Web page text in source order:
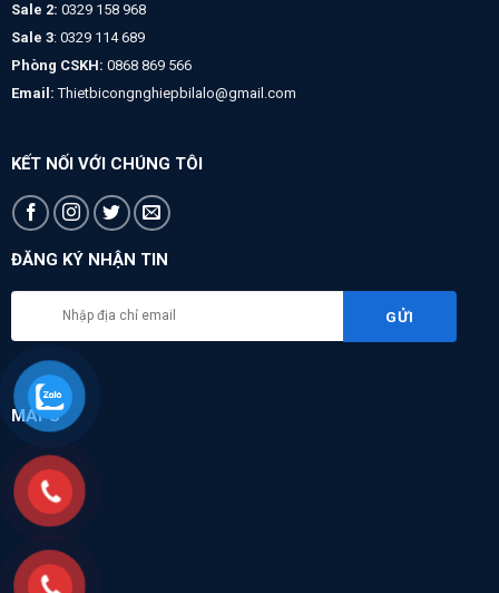
Sale 2: 0329 158 968
Sale 3: 0329 114 689
Phòng CSKH: 0868 869 566
Email: Thietbicongnghiepbilalo@gmail.com
KẾT NỐI VỚI CHÚNG TÔI
ĐĂNG KÝ NHẬN TIN
MAPS